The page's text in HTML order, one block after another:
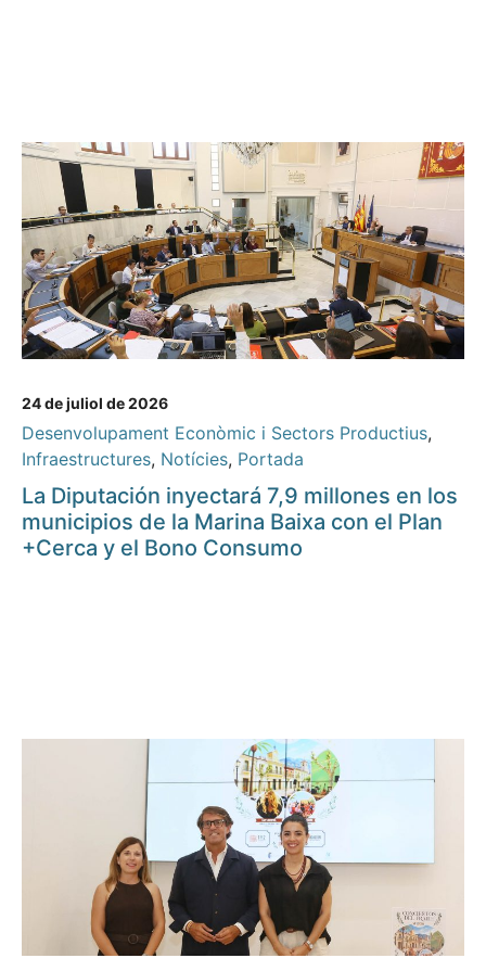
24 de juliol de 2026
Desenvolupament Econòmic i Sectors Productius,
Infraestructures, Notícies, Portada
La Diputación inyectará 7,9 millones en los
municipios de la Marina Baixa con el Plan
+Cerca y el Bono Consumo